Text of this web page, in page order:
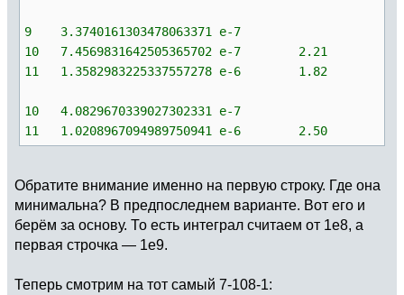
9 3.3740161303478063371 e-7
10 7.4569831642505365702 e-7 2.21
11 1.3582983225337557278 e-6 1.82
10 4.0829670339027302331 e-7
11 1.0208967094989750941 e-6 2.50
Обратите внимание именно на первую строку. Где она
минимальна? В предпоследнем варианте. Вот его и
берём за основу. То есть интеграл считаем от 1е8, а
первая строчка — 1е9.
Теперь смотрим на тот самый 7-108-1: